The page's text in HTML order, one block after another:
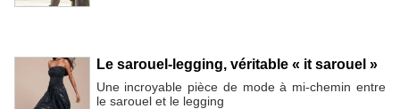
Le sarouel-legging, véritable « it sarouel »
Une incroyable pièce de mode à mi-chemin entre
le sarouel et le legging